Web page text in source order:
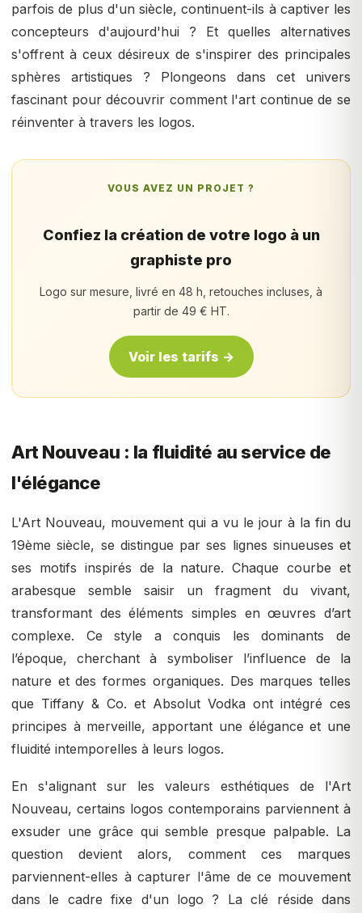
parfois de plus d'un siècle, continuent-ils à captiver les
concepteurs d'aujourd'hui ? Et quelles alternatives
s'offrent à ceux désireux de s'inspirer des principales
sphères artistiques ? Plongeons dans cet univers
fascinant pour découvrir comment l'art continue de se
réinventer à travers les logos.
VOUS AVEZ UN PROJET ?
Confiez la création de votre logo à un
graphiste pro
Logo sur mesure, livré en 48 h, retouches incluses, à
partir de 49 € HT.
Voir les tarifs →
Art Nouveau : la fluidité au service de
l'élégance
L'Art Nouveau, mouvement qui a vu le jour à la fin du
19ème siècle, se distingue par ses lignes sinueuses et
ses motifs inspirés de la nature. Chaque courbe et
arabesque semble saisir un fragment du vivant,
transformant des éléments simples en œuvres d’art
complexe. Ce style a conquis les dominants de
l’époque, cherchant à symboliser l’influence de la
nature et des formes organiques. Des marques telles
que Tiffany & Co. et Absolut Vodka ont intégré ces
principes à merveille, apportant une élégance et une
fluidité intemporelles à leurs logos.
En s'alignant sur les valeurs esthétiques de l'Art
Nouveau, certains logos contemporains parviennent à
exsuder une grâce qui semble presque palpable. La
question devient alors, comment ces marques
parviennent-elles à capturer l'âme de ce mouvement
dans le cadre fixe d'un logo ? La clé réside dans